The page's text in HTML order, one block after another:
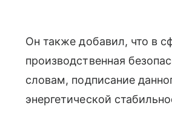
Он также добавил, что в
производственная
словам, подписание
энергетической